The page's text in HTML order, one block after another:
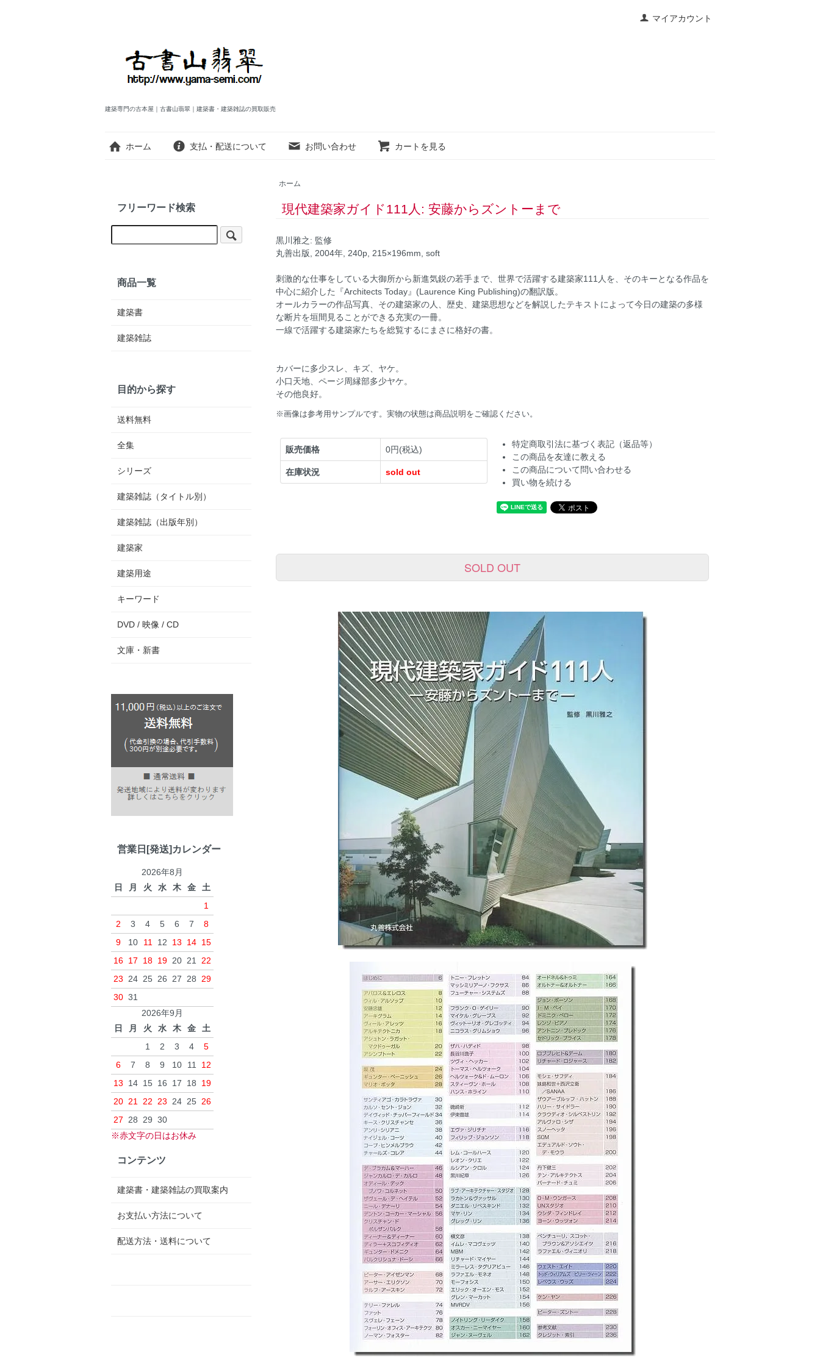
マイアカウント
建築専門の古本屋｜古書山翡翠｜建築書・建築雑誌の買取販売
ホーム 支払・配送について お問い合わせ カートを見る
ホーム
現代建築家ガイド111人: 安藤からズントーまで
黒川雅之: 監修
丸善出版, 2004年, 240p, 215×196mm, soft
刺激的な仕事をしている大御所から新進気鋭の若手まで、世界で活躍する建築家111人を、そのキーとなる作品を
中心に紹介した『Architects Today』(Laurence King Publishing)の翻訳版。
オールカラーの作品写真、その建築家の人、歴史、建築思想などを解説したテキストによって今日の建築の多様
な断片を垣間見ることができる充実の一冊。
一線で活躍する建築家たちを総覧するにまさに格好の書。
カバーに多少スレ、キズ、ヤケ。
小口天地、ページ周縁部多少ヤケ。
その他良好。
※画像は参考用サンプルです。実物の状態は商品説明をご確認ください。
販売価格 0円(税込)
在庫状況 sold out
特定商取引法に基づく表記（返品等）
この商品を友達に教える
この商品について問い合わせる
買い物を続ける
SOLD OUT
フリーワード検索
商品一覧
建築書
建築雑誌
目的から探す
送料無料
全集
シリーズ
建築雑誌（タイトル別）
建築雑誌（出版年別）
建築家
建築用途
キーワード
DVD / 映像 / CD
文庫・新書
営業日[発送]カレンダー
2026年8月
日
月 火 水 木 金
土
1
2
3 4 5 6 7
8
9
10 11 12 13 14 15
16 17 18 19 20 21 22
23 24 25 26 27 28 29
30 31
2026年9月
日
月 火 水 木 金
土
1
2 3 4
5
6
7 8 9 10 11
12
13
14 15 16 17 18
19
20 21 22 23 24 25 26
27 28 29 30
※赤文字の日はお休み
コンテンツ
建築書・建築雑誌の買取案内
お支払い方法について
配送方法・送料について